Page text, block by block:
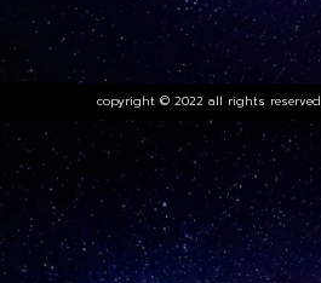
copyright © 2022 all rights reserved